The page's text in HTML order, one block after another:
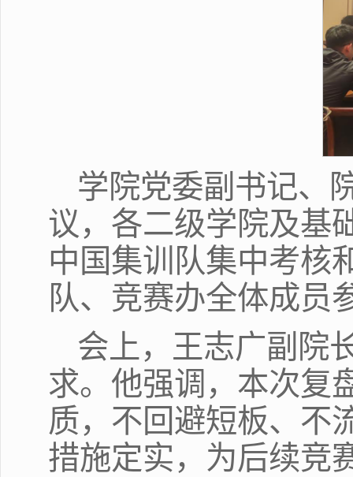
学院党委副书记、
议，各二级学院及基
中国集训队集中考核
队、竞赛办全体成员
会上，王志广副院
求。他强调，本次复
质，不回避短板、不
措施定实，为后续竞